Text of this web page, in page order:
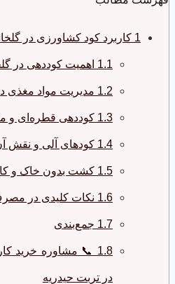
1 کاربرد کود کشاورزی در گلخانه
1.1اهمیت کوددهی در
1.2مدیریت مواد مغذی در
1.3کوددهی قطره‌ای و
1.4کودهای آلی و نقش
1.5کشت بدون خاک و
1.6نکات کلیدی در مصرف
1.7جمع‌بندی
1.8📞 مشاوره خرید
در تربت حیدریه